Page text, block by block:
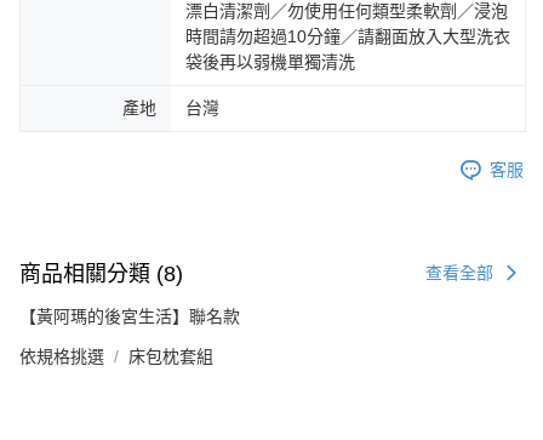
漂白清潔劑／勿使用任何類型柔軟劑／浸泡
時間請勿超過10分鐘／請翻面放入大型洗衣
袋後再以弱機單獨清洗
產地 台灣
客服
商品相關分類 (8) 查看全部
【黃阿瑪的後宮生活】聯名款
依規格挑選 床包枕套組